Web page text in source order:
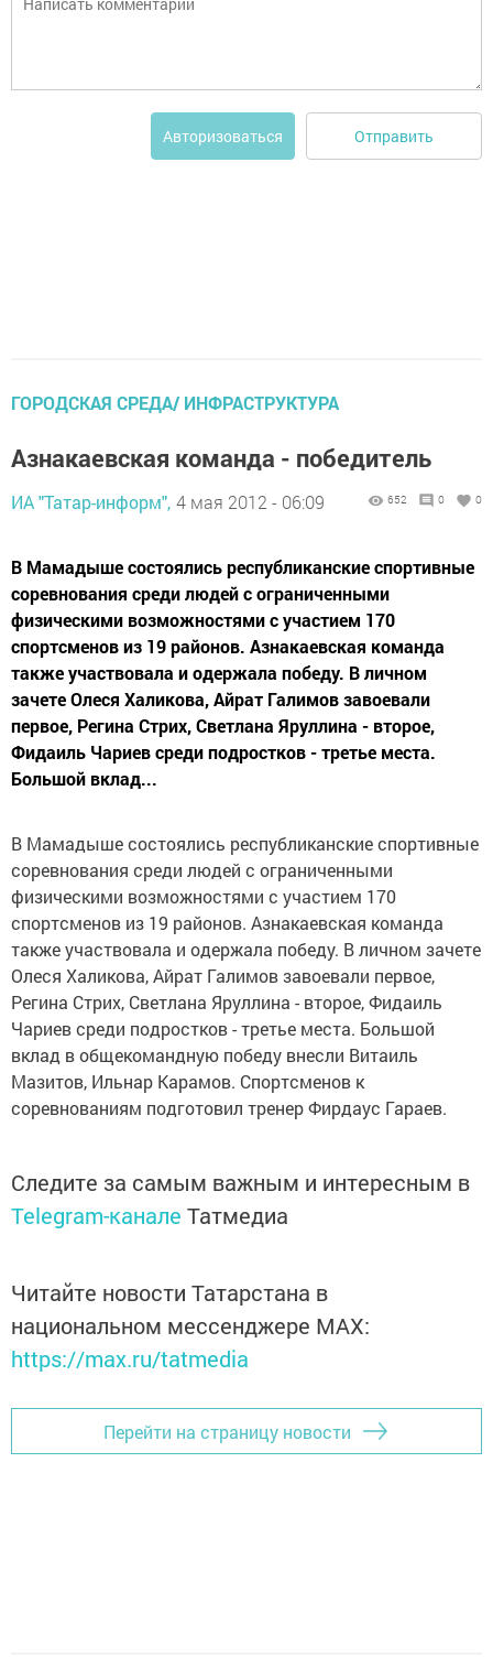
Авторизоваться Отправить
ГОРОДСКАЯ СРЕДА/ ИНФРАСТРУКТУРА
Азнакаевская команда - победитель
ИА "Татар-информ", 4 мая 2012 - 06:09 652 0 0
В Мамадыше состоялись республиканские спортивные
соревнования среди людей с ограниченными
физическими возможностями с участием 170
спортсменов из 19 районов. Азнакаевская команда
также участвовала и одержала победу. В личном
зачете Олеся Халикова, Айрат Галимов завоевали
первое, Регина Стрих, Светлана Яруллина - второе,
Фидаиль Чариев среди подростков - третье места.
Большой вклад...
В Мамадыше состоялись республиканские спортивные
соревнования среди людей с ограниченными
физическими возможностями с участием 170
спортсменов из 19 районов. Азнакаевская команда
также участвовала и одержала победу. В личном зачете
Олеся Халикова, Айрат Галимов завоевали первое,
Регина Стрих, Светлана Яруллина - второе, Фидаиль
Чариев среди подростков - третье места. Большой
вклад в общекомандную победу внесли Витаиль
Мазитов, Ильнар Карамов. Спортсменов к
соревнованиям подготовил тренер Фирдаус Гараев.
Следите за самым важным и интересным в
Telegram-канале Татмедиа
Читайте новости Татарстана в
национальном мессенджере MАХ:
https://max.ru/tatmedia
Перейти на страницу новости